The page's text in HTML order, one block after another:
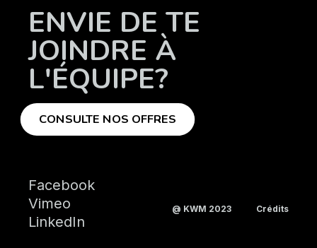
ENVIE DE TE
JOINDRE À
L'ÉQUIPE?
CONSULTE NOS OFFRES
Facebook
Vimeo
LinkedIn
@ KWM 2023 Crédits